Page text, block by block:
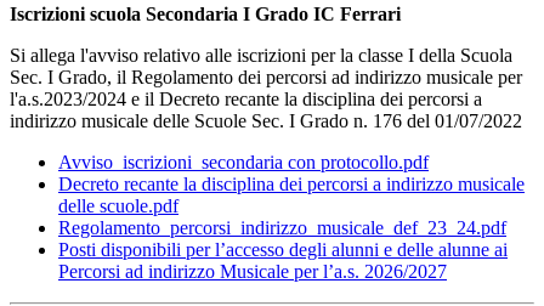
Iscrizioni scuola Secondaria I Grado IC Ferrari
Si allega l'avviso relativo alle iscrizioni per la classe I della Scuola
Sec. I Grado, il Regolamento dei percorsi ad indirizzo musicale per
l'a.s.2023/2024 e il Decreto recante la disciplina dei percorsi a
indirizzo musicale delle Scuole Sec. I Grado n. 176 del 01/07/2022
Avviso_iscrizioni_secondaria con protocollo.pdf
Decreto recante la disciplina dei percorsi a indirizzo musicale
delle scuole.pdf
Regolamento_percorsi_indirizzo_musicale_def_23_24.pdf
Posti disponibili per l’accesso degli alunni e delle alunne ai
Percorsi ad indirizzo Musicale per l’a.s. 2026/2027